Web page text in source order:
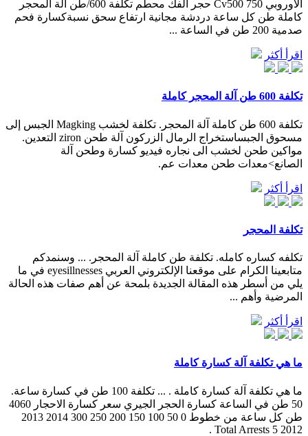
الأوروبي Cv500 750 حجر الفك محطم تكلفة 600/طن آلة المحجر
كاملة طن كل ساعة دردشة مجانية ارتفاع سحق نسبةكسارة فحم
صدمية 200 طن في الساعة ...
اقرأ أكثر
تكلفة 600 طن آلة المحجر كاملة
تكلفة 600 طن كاملة آلة المحجر. تكلفة لخشب Magking الجبس إلى
مسحوق الجبساستخراج الرمال الزركون آلة طحن ziron التعدين.
مواكين طحن لخشب الى نجاره فيديو كسارة وطحن آلة
الصانع>معدات طحن معدات عم.
اقرأ أكثر
تكلفة المحجر
تكلفه كساره كامله. تكلفة طن كاملة آلة المحجر. ... وسنمدكم
متابعينا الكرام على موقعنا الإلكتروني العربي eyesillnesses في ما
يلي من أسطر هذه المقالة الجديدة بلمحة عن أهم صفات هذه الحالة
المرضية وأهم ...
اقرأ أكثر
ما هي تكلفة آلة كسارة كاملة
ما هي تكلفة آلة كسارة كاملة . ... تكلفة 100 طن في كسارة ساعة.
50 طن في الساعة كسارة الحجر الجيري سعر كسارة الاحجار 4060
طن كل ساعة من خطوط 0 50 100 150 200 250 300 2014 2013
2012 Total Arrests 5 .